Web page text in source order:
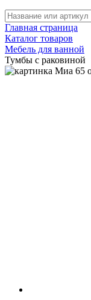
Главная страница
Каталог товаров
Мебель для ванной
Тумбы с раковиной